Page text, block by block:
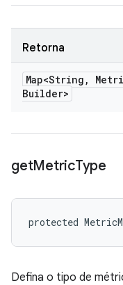
Retorna
Map<String ,
Builder>
getMetricType
protected
Defina o tipo de